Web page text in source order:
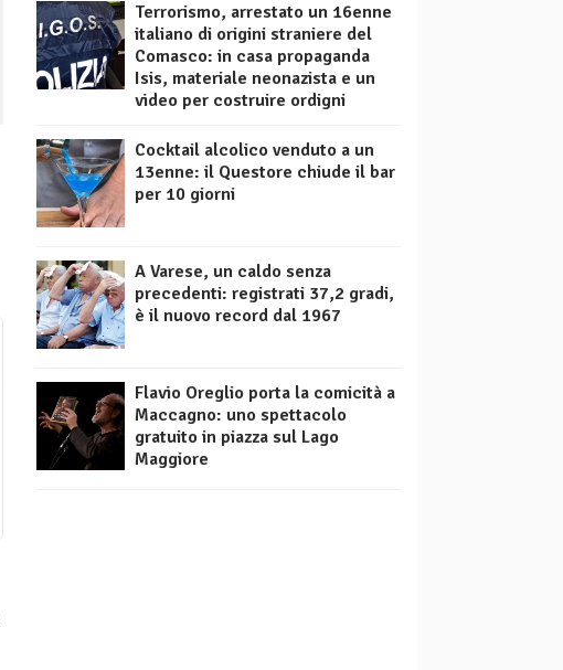
Terrorismo, arrestato un 16enne
italiano di origini straniere del
Comasco: in casa propaganda
Isis, materiale neonazista e un
video per costruire ordigni
Cocktail alcolico venduto a un
13enne: il Questore chiude il bar
per 10 giorni
A Varese, un caldo senza
precedenti: registrati 37,2 gradi,
è il nuovo record dal 1967
Flavio Oreglio porta la comicità a
Maccagno: uno spettacolo
gratuito in piazza sul Lago
Maggiore